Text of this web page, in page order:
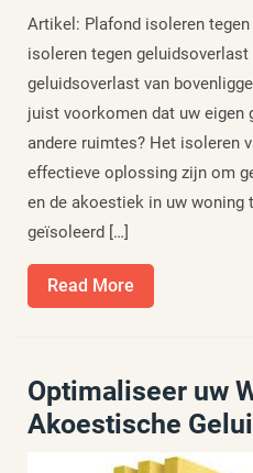
Artikel: Plafond isoleren
isoleren tegen
geluidsoverlast van
juist voorkomen dat uw eigen
andere ruimtes? Het isoleren
effectieve oplossing zijn om
en de akoestiek in uw woning
geïsoleerd […]
Read More
More
Optimaliseer uw
Akoestische